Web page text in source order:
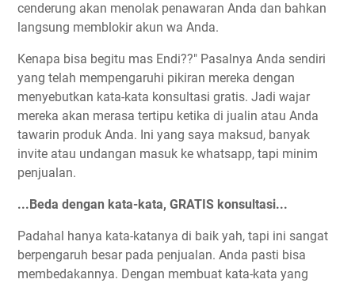
cenderung akan menolak penawaran Anda dan bahkan
langsung memblokir akun wa Anda.
Kenapa bisa begitu mas Endi??" Pasalnya Anda sendiri
yang telah mempengaruhi pikiran mereka dengan
menyebutkan kata-kata konsultasi gratis. Jadi wajar
mereka akan merasa tertipu ketika di jualin atau Anda
tawarin produk Anda. Ini yang saya maksud, banyak
invite atau undangan masuk ke whatsapp, tapi minim
penjualan.
...Beda dengan kata-kata, GRATIS konsultasi...
Padahal hanya kata-katanya di baik yah, tapi ini sangat
berpengaruh besar pada penjualan. Anda pasti bisa
membedakannya. Dengan membuat kata-kata yang